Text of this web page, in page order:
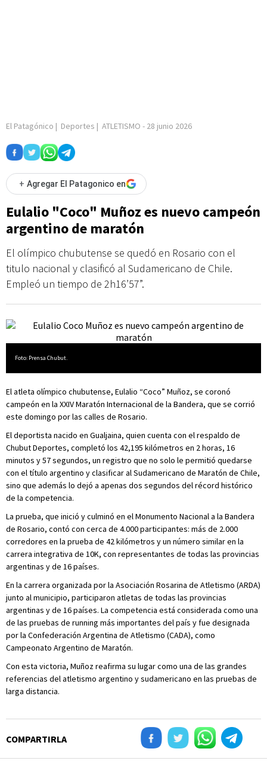
El Patagónico | Deportes | ATLETISMO - 28 junio 2026
+ Agregar El Patagonico en
Eulalio "Coco" Muñoz es nuevo campeón
argentino de maratón
El olímpico chubutense se quedó en Rosario con el
titulo nacional y clasificó al Sudamericano de Chile.
Empleó un tiempo de 2h16’57”.
Foto: Prensa Chubut.
El atleta olímpico chubutense, Eulalio “Coco” Muñoz, se coronó
campeón en la XXIV Maratón Internacional de la Bandera, que se corrió
este domingo por las calles de Rosario.
El deportista nacido en Gualjaina, quien cuenta con el respaldo de
Chubut Deportes, completó los 42,195 kilómetros en 2 horas, 16
minutos y 57 segundos, un registro que no solo le permitió quedarse
con el título argentino y clasificar al Sudamericano de Maratón de Chile,
sino que además lo dejó a apenas dos segundos del récord histórico
de la competencia.
La prueba, que inició y culminó en el Monumento Nacional a la Bandera
de Rosario, contó con cerca de 4.000 participantes: más de 2.000
corredores en la prueba de 42 kilómetros y un número similar en la
carrera integrativa de 10K, con representantes de todas las provincias
argentinas y de 16 países.
En la carrera organizada por la Asociación Rosarina de Atletismo (ARDA)
junto al municipio, participaron atletas de todas las provincias
argentinas y de 16 países. La competencia está considerada como una
de las pruebas de running más importantes del país y fue designada
por la Confederación Argentina de Atletismo (CADA), como
Campeonato Argentino de Maratón.
Con esta victoria, Muñoz reafirma su lugar como una de las grandes
referencias del atletismo argentino y sudamericano en las pruebas de
larga distancia.
COMPARTIRLA